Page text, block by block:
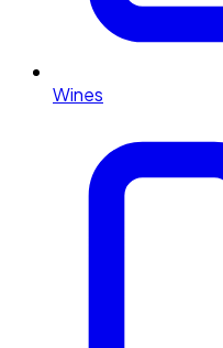
Wines